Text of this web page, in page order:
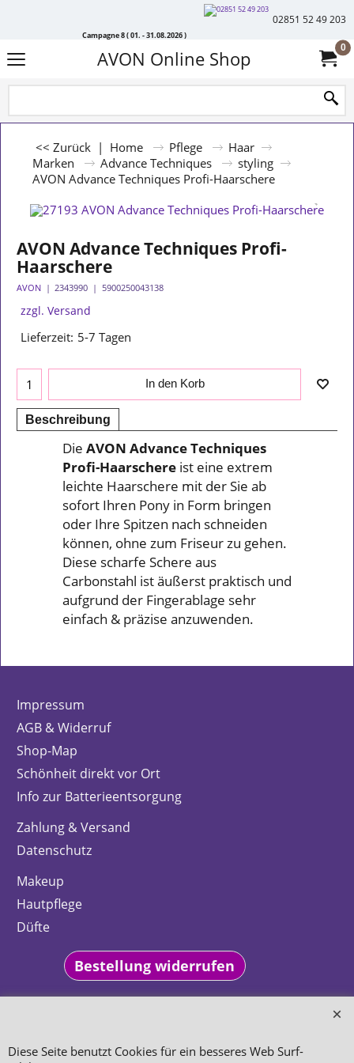
Campagne 8 ( 01. - 31.08.2026 )
02851 52 49 203
AVON Online Shop 0
<< Zurück | Home Pflege
Haar
Marken
Advance Techniques
styling
AVON Advance Techniques Profi-Haarschere
AVON Advance Techniques Profi-
Haarschere
AVON 2343990 5900250043138
zzgl. Versand
Lieferzeit: 5-7 Tagen
In den Korb
Beschreibung
Die AVON Advance Techniques
Profi-Haarschere ist eine extrem
leichte Haarschere mit der Sie ab
sofort Ihren Pony in Form bringen
oder Ihre Spitzen nach schneiden
können, ohne zum Friseur zu gehen.
Diese scharfe Schere aus
Carbonstahl ist äußerst praktisch und
aufgrund der Fingerablage sehr
einfach & präzise anzuwenden.
Impressum
AGB & Widerruf
Shop-Map
Schönheit direkt vor Ort
Info zur Batterieentsorgung
Zahlung & Versand
Datenschutz
Makeup
Hautpflege
Düfte
Bestellung widerrufen
WebShop erstellt mit
Diese Seite benutzt Cookies für ein besseres Web Surf-